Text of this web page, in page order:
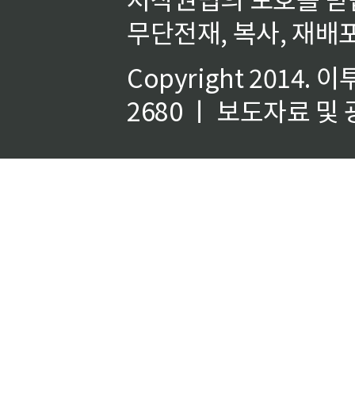
무단전재, 복사, 재배
Copyright 2014. 이
2680 ㅣ 보도자료